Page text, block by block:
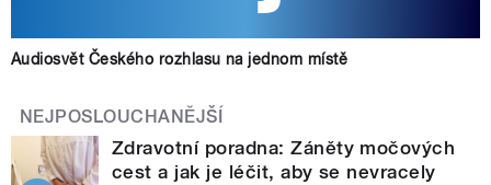
Audiosvět Českého rozhlasu na jednom místě
NEJPOSLOUCHANĚJŠÍ
Zdravotní poradna: Záněty močových
cest a jak je léčit, aby se nevracely